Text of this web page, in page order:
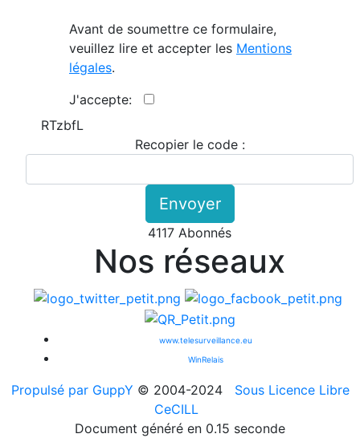
Avant de soumettre ce formulaire,
veuillez lire et accepter les Mentions
légales.
J'accepte:
RTzbfL
Recopier le code :
Envoyer
4117 Abonnés
Nos réseaux
www.telesurveillance.eu
WinRelais
Propulsé par GuppY © 2004-2024
Sous Licence Libre
CeCILL
Document généré en 0.15 seconde